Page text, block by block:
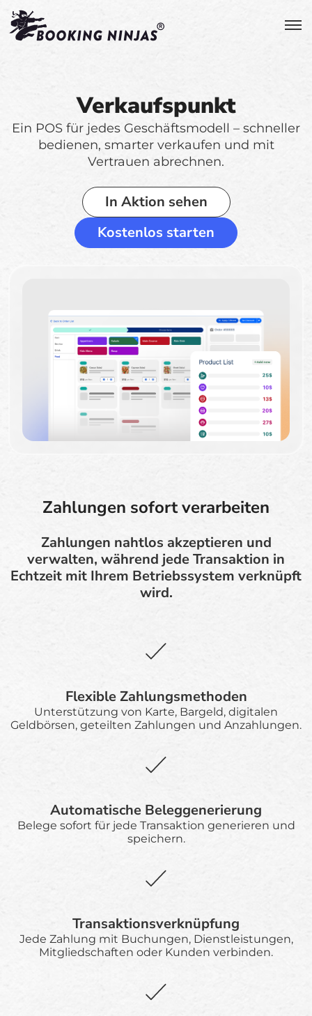
Verkaufspunkt
Ein POS für jedes Geschäftsmodell – schneller
bedienen, smarter verkaufen und mit
Vertrauen abrechnen.
In Aktion sehen
Kostenlos starten
Zahlungen sofort verarbeiten
Zahlungen nahtlos akzeptieren und
verwalten, während jede Transaktion in
Echtzeit mit Ihrem Betriebssystem verknüpft
wird.
Flexible Zahlungsmethoden
Unterstützung von Karte, Bargeld, digitalen
Geldbörsen, geteilten Zahlungen und Anzahlungen.
Automatische Beleggenerierung
Belege sofort für jede Transaktion generieren und
speichern.
Transaktionsverknüpfung
Jede Zahlung mit Buchungen, Dienstleistungen,
Mitgliedschaften oder Kunden verbinden.